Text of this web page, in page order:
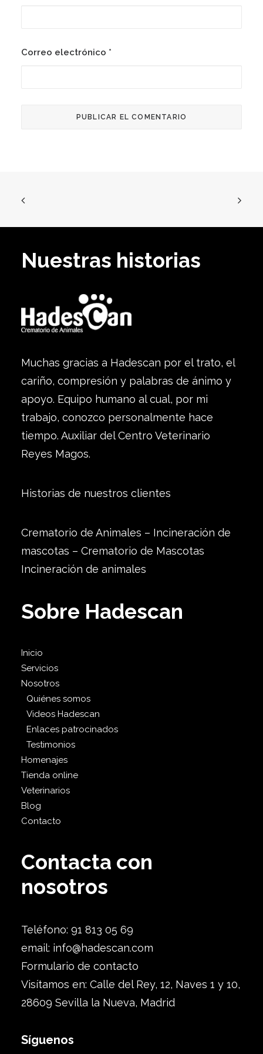
Correo electrónico *
Nuestras historias
Muchas gracias a Hadescan por el trato, el
cariño, compresión y palabras de ánimo y
apoyo. Equipo humano al cual, por mi
trabajo, conozco personalmente hace
tiempo. Auxiliar del Centro Veterinario
Reyes Magos.
Historias de nuestros clientes
Crematorio de Animales – Incineración de
mascotas – Crematorio de Mascotas
Incineración de animales
Sobre Hadescan
Inicio
Servicios
Nosotros
Quiénes somos
Videos Hadescan
Enlaces patrocinados
Testimonios
Homenajes
Tienda online
Veterinarios
Blog
Contacto
Contacta con
nosotros
Teléfono: 91 813 05 69
email: info@hadescan.com
Formulario de contacto
Visítamos en: Calle del Rey, 12, Naves 1 y 10,
28609 Sevilla la Nueva, Madrid
Síguenos